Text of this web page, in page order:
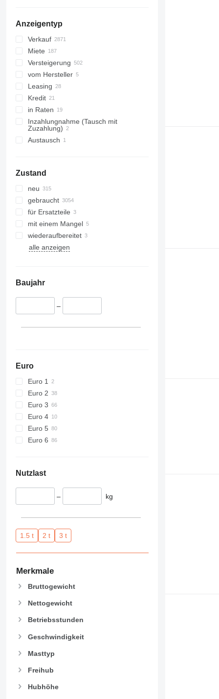
Anzeigentyp
Verkauf
Miete
Versteigerung
vom Hersteller
Leasing
Kredit
in Raten
Inzahlungnahme (Tausch mit
Zuzahlung)
Austausch
Zustand
neu
gebraucht
für Ersatzteile
mit einem Mangel
wiederaufbereitet
alle anzeigen
Baujahr
–
Euro
Euro 1
Euro 2
Euro 3
Euro 4
Euro 5
Euro 6
Nutzlast
– kg
1.5 t 2 t 3 t
Merkmale
Bruttogewicht
Nettogewicht
Betriebsstunden
Geschwindigkeit
Masttyp
Freihub
Hubhöhe